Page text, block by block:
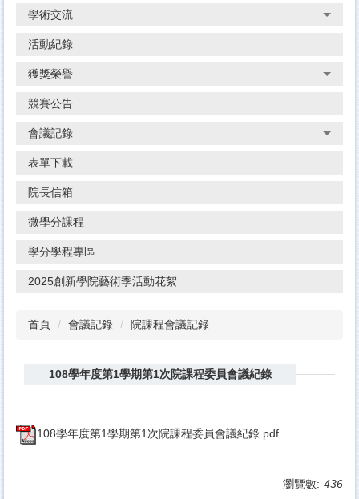
學術交流
活動紀錄
獲獎榮譽
競賽公告
會議記錄
表單下載
院長信箱
微學分課程
學分學程專區
2025創新學院藝術季活動花絮
首頁 會議記錄 院課程會議記錄
108學年度第1學期第1次院課程委員會議紀錄
108學年度第1學期第1次院課程委員會議紀錄.pdf
瀏覽數: 436